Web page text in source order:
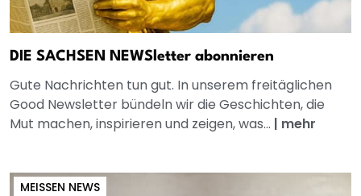
DIE SACHSEN NEWSletter abonnieren
Gute Nachrichten tun gut. In unserem freitäglichen
Good Newsletter bündeln wir die Geschichten, die
Mut machen, inspirieren und zeigen, was... | mehr
MEISSEN NEWS